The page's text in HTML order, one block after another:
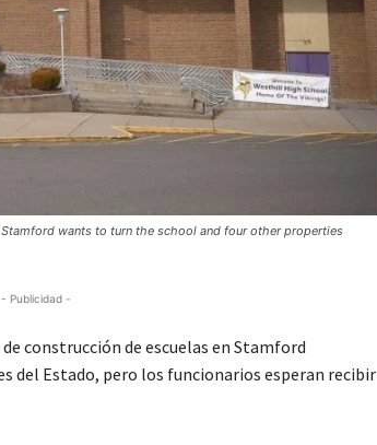
wants to turn the school and four other properties
- Publicidad -
construcción de escuelas en Stamford
del Estado, pero los funcionarios esperan recibir